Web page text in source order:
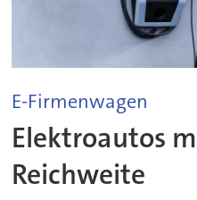
E-Firmenwagen
Elektroautos
Reichweite